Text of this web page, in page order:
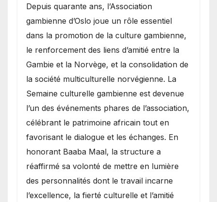
​Depuis quarante ans, l’Association
gambienne d’Oslo joue un rôle essentiel
dans la promotion de la culture gambienne,
le renforcement des liens d’amitié entre la
Gambie et la Norvège, et la consolidation de
la société multiculturelle norvégienne. La
Semaine culturelle gambienne est devenue
l’un des événements phares de l’association,
célébrant le patrimoine africain tout en
favorisant le dialogue et les échanges. En
honorant Baaba Maal, la structure a
réaffirmé sa volonté de mettre en lumière
des personnalités dont le travail incarne
l’excellence, la fierté culturelle et l’amitié